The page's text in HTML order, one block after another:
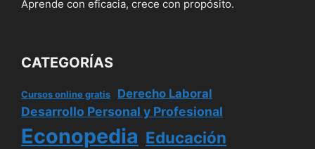
Aprende con eficacia, crece con propósito.
CATEGORÍAS
Cursos online gratis Derecho Laboral
Desarrollo Personal y Profesional
Econopedia Educación